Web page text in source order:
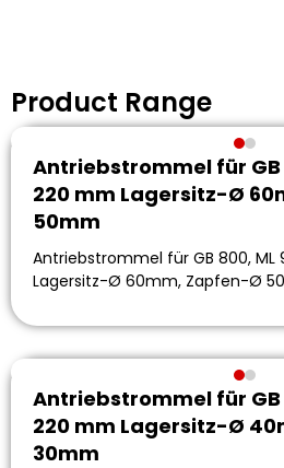
Product Range
Antriebstrommel für GB
220 mm Lagersitz-Ø
50mm
Antriebstrommel für GB 800,
Lagersitz-Ø 60mm, Zapfen-Ø
Antriebstrommel für GB
220 mm Lagersitz-Ø
30mm